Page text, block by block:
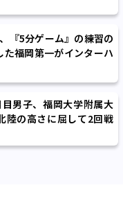
『5分ゲーム』の練習の
福岡第一がインターハ
男子、福岡大学附属大
陸の高さに屈して2回戦